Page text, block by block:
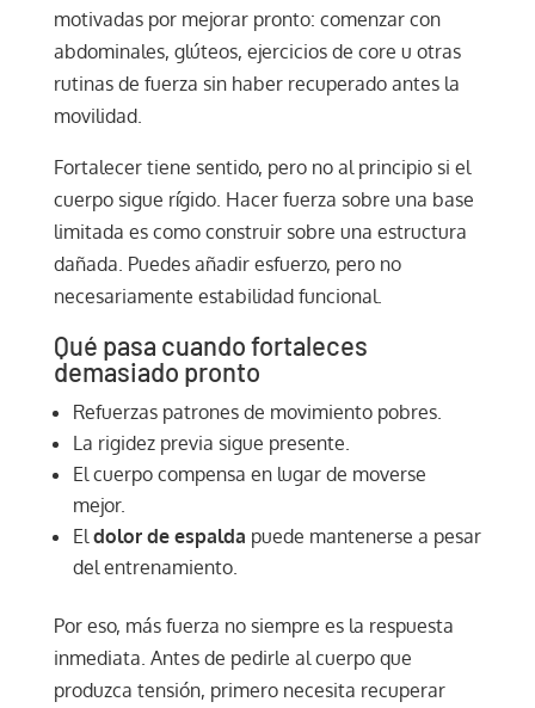
motivadas por mejorar pronto: comenzar con
abdominales, glúteos, ejercicios de core u otras
rutinas de fuerza sin haber recuperado antes la
movilidad.
Fortalecer tiene sentido, pero no al principio si el
cuerpo sigue rígido. Hacer fuerza sobre una base
limitada es como construir sobre una estructura
dañada. Puedes añadir esfuerzo, pero no
necesariamente estabilidad funcional.
Qué pasa cuando fortaleces
demasiado pronto
Refuerzas patrones de movimiento pobres.
La rigidez previa sigue presente.
El cuerpo compensa en lugar de moverse
mejor.
El dolor de espalda puede mantenerse a pesar
del entrenamiento.
Por eso, más fuerza no siempre es la respuesta
inmediata. Antes de pedirle al cuerpo que
produzca tensión, primero necesita recuperar